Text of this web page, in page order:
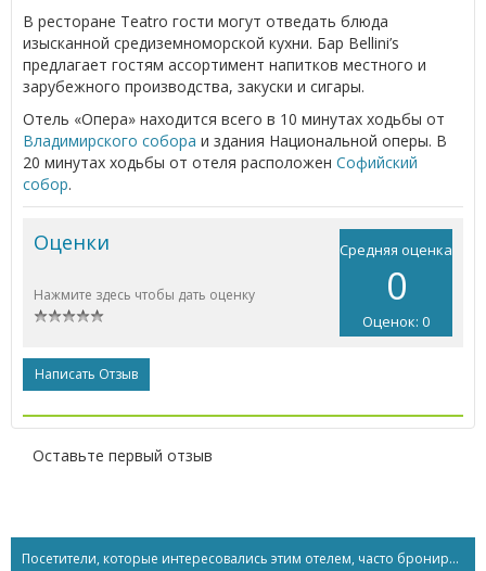
В ресторане Teatro гости могут отведать блюда
изысканной средиземноморской кухни. Бар Bellini’s
предлагает гостям ассортимент напитков местного и
зарубежного производства, закуски и сигары.
Отель «Опера» находится всего в 10 минутах ходьбы от
Владимирского собора и здания Национальной оперы. В
20 минутах ходьбы от отеля расположен Софийский
собор.
Средняя оценка
0
Оценок: 0
Оценки
Нажмите здесь чтобы дать оценку
Написать Отзыв
Оставьте первый отзыв
Посетители, которые интересовались этим отелем, часто бронируют...